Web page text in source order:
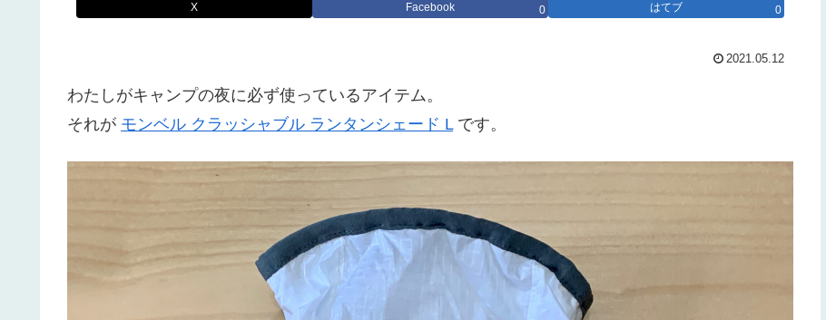
X Facebook 0 はてブ 0
2021.05.12
わたしがキャンプの夜に必ず使っているアイテム。
それが モンベル クラッシャブル ランタンシェード Lです。